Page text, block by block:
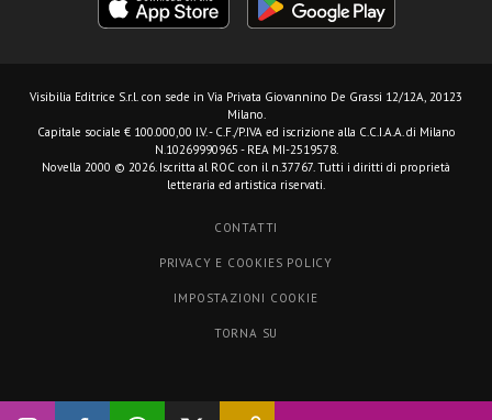
Visibilia Editrice S.r.l. con sede in Via Privata Giovannino De Grassi 12/12A, 20123
Milano.
Capitale sociale € 100.000,00 I.V. - C.F./P.IVA ed iscrizione alla C.C.I.A.A. di Milano
N.10269990965 - REA MI-2519578.
Novella 2000 © 2026. Iscritta al ROC con il n.37767. Tutti i diritti di proprietà
letteraria ed artistica riservati.
CONTATTI
PRIVACY E COOKIES POLICY
IMPOSTAZIONI COOKIE
TORNA SU